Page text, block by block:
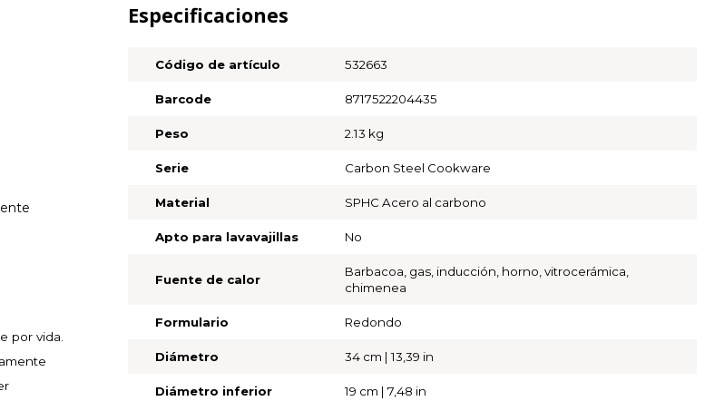
por vida.
Especificaciones
Código de artículo 532663
Barcode 8717522204435
Peso 2.13 kg
Serie Carbon Steel Cookware
Material SPHC Acero al carbono
Apto para lavavajillas No
Fuente de calor
Barbacoa, gas, inducción, horno, vitrocerámica,
chimenea
Formulario Redondo
Diámetro 34 cm | 13,39 in
Diámetro inferior 19 cm | 7,48 in